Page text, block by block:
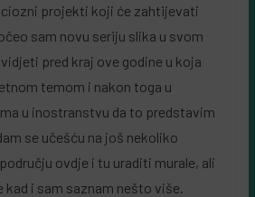
projekti koji će zahtijevati
sam novu seriju slika u svom
pred kraj ove godine u koja
temom i nakon toga u
u inostranstvu da to predstavim
se učešću na još nekoliko
ovdje i tu uraditi murale, ali
i sam saznam nešto više.